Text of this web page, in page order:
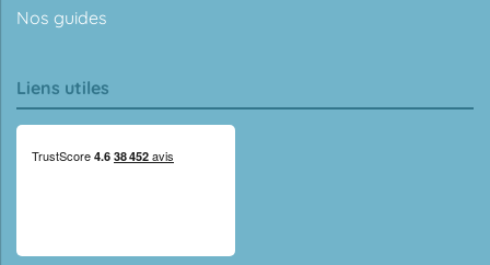
Nos guides
Liens utiles